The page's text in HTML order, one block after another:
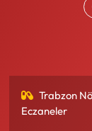
Trabzon
Eczaneler